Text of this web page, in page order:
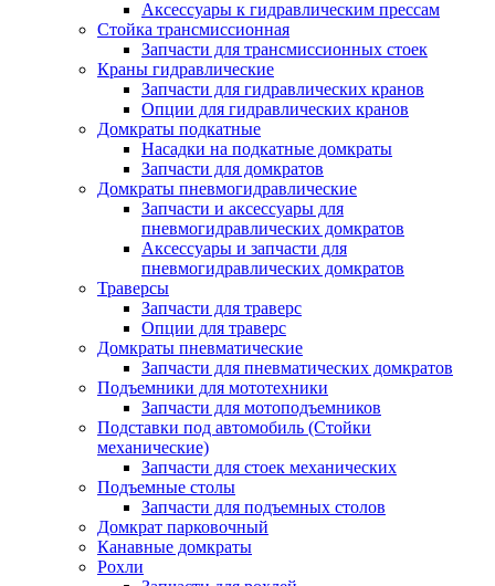
Аксессуары к гидравлическим прессам
Стойка трансмиссионная
Запчасти для трансмиссионных стоек
Краны гидравлические
Запчасти для гидравлических кранов
Опции для гидравлических кранов
Домкраты подкатные
Насадки на подкатные домкраты
Запчасти для домкратов
Домкраты пневмогидравлические
Запчасти и аксессуары для
пневмогидравлических домкратов
Аксессуары и запчасти для
пневмогидравлических домкратов
Траверсы
Запчасти для траверс
Опции для траверс
Домкраты пневматические
Запчасти для пневматических домкратов
Подъемники для мототехники
Запчасти для мотоподъемников
Подставки под автомобиль (Стойки
механические)
Запчасти для стоек механических
Подъемные столы
Запчасти для подъемных столов
Домкрат парковочный
Канавные домкраты
Рохли